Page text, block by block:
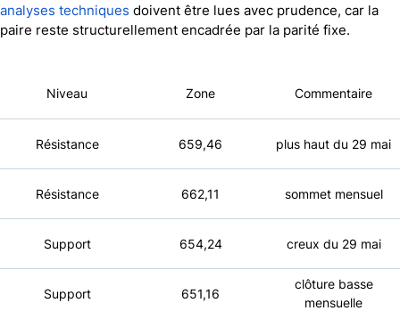
analyses techniques doivent être lues avec prudence, car la
paire reste structurellement encadrée par la parité fixe.
Niveau Zone Commentaire
Résistance 659,46 plus haut du 29 mai
Résistance 662,11 sommet mensuel
Support 654,24 creux du 29 mai
Support 651,16
clôture basse
mensuelle